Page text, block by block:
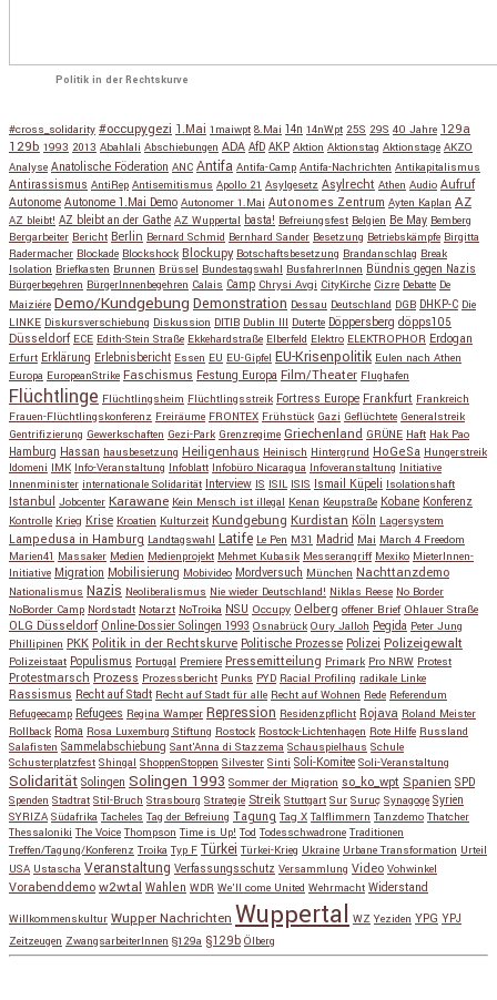
Politik in der Rechtskurve
#cross_solidarity #occupygezi 1.Mai 1maiwpt 8.Mai 14n 14nWpt 25S 29S 40 Jahre 129a
129b 1993 2013 Abahlali Abschiebungen ADA AfD AKP Aktion Aktionstag Aktionstage AKZO
Analyse Anatolische Föderation ANC Antifa Antifa-Camp Antifa-Nachrichten Antikapitalismus
Antirassismus AntiRep Antisemitismus Apollo 21 Asylgesetz Asylrecht Athen Audio Aufruf
Autonome Autonome 1.Mai Demo Autonomer 1.Mai Autonomes Zentrum Ayten Kaplan AZ
AZ bleibt! AZ bleibt an der Gathe AZ Wuppertal basta! Befreiungsfest Belgien Be May Bemberg
Bergarbeiter Bericht Berlin Bernard Schmid Bernhard Sander Besetzung Betriebskämpfe Birgitta
Radermacher Blockade Blockshock Blockupy Botschaftsbesetzung Brandanschlag Break
Isolation Briefkasten Brunnen Brüssel Bundestagswahl BusfahrerInnen Bündnis gegen Nazis
Bürgerbegehren BürgerInnenbegehren Calais Camp Chrysi Avgi CityKirche Cizre Debatte De
Maiziére Demo/Kundgebung Demonstration Dessau Deutschland DGB DHKP-C Die
LINKE Diskursverschiebung Diskussion DITIB Dublin III Duterte Döppersberg döpps105
Düsseldorf ECE Edith-Stein Straße Ekkehardstraße Elberfeld Elektro ELEKTROPHOR Erdogan
Erfurt Erklärung Erlebnisbericht Essen EU EU-Gipfel EU-Krisenpolitik Eulen nach Athen
Europa EuropeanStrike Faschismus Festung Europa Film/Theater Flughafen
Flüchtlinge Flüchtlingsheim Flüchtlingsstreik Fortress Europe Frankfurt Frankreich
Frauen-Flüchtlingskonferenz Freiräume FRONTEX Frühstück Gazi Geflüchtete Generalstreik
Gentrifizierung Gewerkschaften Gezi-Park Grenzregime Griechenland GRÜNE Haft Hak Pao
Hamburg Hassan hausbesetzung Heiligenhaus Heinisch Hintergrund HoGeSa Hungerstreik
Idomeni IMK Info-Veranstaltung Infoblatt Infobüro Nicaragua Infoveranstaltung Initiative
Innenminister internationale Solidarität Interview IS ISIL ISIS Ismail Küpeli Isolationshaft
Istanbul Jobcenter Karawane Kein Mensch ist illegal Kenan Keupstraße Kobane Konferenz
Kontrolle Krieg Krise Kroatien Kulturzeit Kundgebung Kurdistan Köln Lagersystem
Lampedusa in Hamburg Landtagswahl Latife Le Pen M31 Madrid Mai March 4 Freedom
Marien41 Massaker Medien Medienprojekt Mehmet Kubasik Messerangriff Mexiko MieterInnen-
Initiative Migration Mobilisierung Mobivideo Mordversuch München Nachttanzdemo
Nationalismus Nazis Neoliberalismus Nie wieder Deutschland! Niklas Reese No Border
NoBorder Camp Nordstadt Notarzt NoTroika NSU Occupy Oelberg offener Brief Ohlauer Straße
OLG Düsseldorf Online-Dossier Solingen 1993 Osnabrück Oury Jalloh Pegida Peter Jung
Phillipinen PKK Politik in der Rechtskurve Politische Prozesse Polizei Polizeigewalt
Polizeistaat Populismus Portugal Premiere Pressemitteilung Primark Pro NRW Protest
Protestmarsch Prozess Prozessbericht Punks PYD Racial Profiling radikale Linke
Rassismus Recht auf Stadt Recht auf Stadt für alle Recht auf Wohnen Rede Referendum
Refugeecamp Refugees Regina Wamper Repression Residenzpflicht Rojava Roland Meister
Rollback Roma Rosa Luxemburg Stiftung Rostock Rostock-Lichtenhagen Rote Hilfe Russland
Salafisten Sammelabschiebung Sant'Anna di Stazzema Schauspielhaus Schule
Schusterplatzfest Shingal ShoppenStoppen Silvester Sinti Soli-Komitee Soli-Veranstaltung
Solidarität Solingen Solingen 1993 Sommer der Migration so_ko_wpt Spanien SPD
Spenden Stadtrat Stil-Bruch Strasbourg Strategie Streik Stuttgart Sur Suruç Synagoge Syrien
SYRIZA Südafrika Tacheles Tag der Befreiung Tagung Tag X Talflimmern Tanzdemo Thatcher
Thessaloniki The Voice Thompson Time is Up! Tod Todesschwadrone Traditionen
Treffen/Tagung/Konferenz Troika Typ F Türkei Türkei-Krieg Ukraine Urbane Transformation Urteil
USA Ustascha Veranstaltung Verfassungsschutz Versammlung Video Vohwinkel
Vorabenddemo w2wtal Wahlen WDR We'll come United Wehrmacht Widerstand
Willkommenskultur Wupper Nachrichten Wuppertal WZ Yeziden YPG YPJ
Zeitzeugen ZwangsarbeiterInnen §129a §129b Ölberg